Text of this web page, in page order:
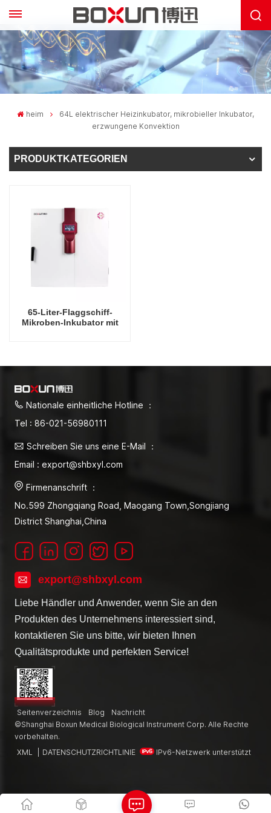
heim
64L elektrischer Heizinkubator, mikrobieller Inkubator,
erzwungene Konvektion
PRODUKTKATEGORIEN
65-Liter-Flaggschiff-
Mikroben-Inkubator mit
konstanter Temperatur
Nationale einheitliche Hotline ：
Tel : 86-021-56980111
Schreiben Sie uns eine E-Mail ：
Email : export@shbxyl.com
Firmenanschrift ：
No.599 Zhongqiang Road, Maogang Town,Songjiang
District Shanghai,China
export@shbxyl.com
Liebe Händler und Anwender, wenn Sie an den
Produkten des Unternehmens interessiert sind,
kontaktieren Sie uns bitte, wir bieten Ihnen
Qualitätsprodukte und perfekten Service!
Seitenverzeichnis Blog
Nachricht
©Shanghai Boxun Medical Biological Instrument Corp. Alle Rechte
vorbehalten.
XML
DATENSCHUTZRICHTLINIE IPv6-Netzwerk unterstützt